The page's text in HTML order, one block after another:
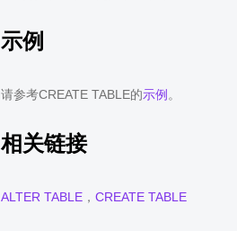
示例
请参考CREATE TABLE的示例 。
相关链接
ALTER TABLE ， CREATE TABLE